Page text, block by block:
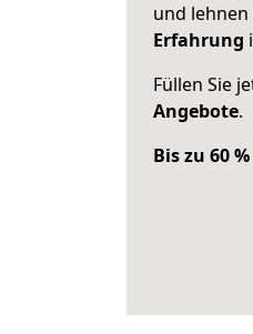
und lehnen
Erfahrung
Füllen Sie
Angebote.
Bis zu 60